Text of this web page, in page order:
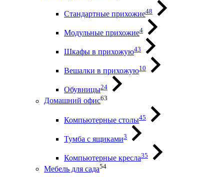
Стандартные прихожие48
Модульные прихожие4
Шкафы в прихожую43
Вешалки в прихожую10
Обувницы24
Домашний офис63
Компьютерные столы45
Тумба с ящиками3
Компьютерные кресла35
Мебель для сада54